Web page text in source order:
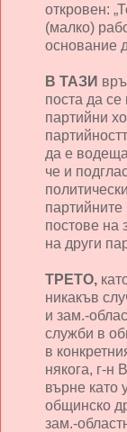
откровен:
(малко)
основание
В ТАЗИ
поста да се
партийни
да е
че и
партийните
постове на
на други
ТРЕТО,
никакъв
и зам.-
служби в
в
някога, г-н
върне като
общинско
зам.-